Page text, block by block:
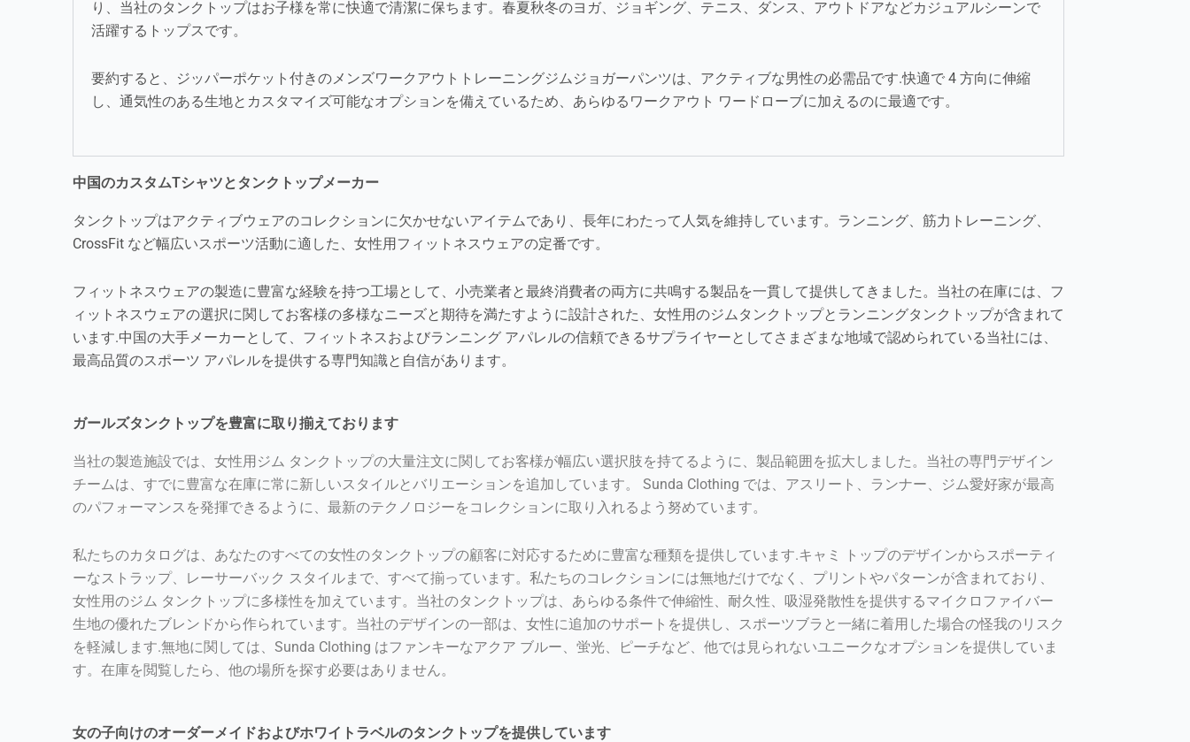
り、当社のタンクトップはお子様を常に快適で清潔に保ちます。春夏秋冬のヨガ、ジョギング、テニス、ダンス、アウトドアなどカジュアルシーンで
活躍するトップスです。
要約すると、ジッパーポケット付きのメンズワークアウトトレーニングジムジョガーパンツは、アクティブな男性の必需品です.快適で 4 方向に伸縮
し、通気性のある生地とカスタマイズ可能なオプションを備えているため、あらゆるワークアウト ワードローブに加えるのに最適です。
中国のカスタムTシャツとタンクトップメーカー
タンクトップはアクティブウェアのコレクションに欠かせないアイテムであり、長年にわたって人気を維持しています。ランニング、筋力トレーニング、
CrossFit など幅広いスポーツ活動に適した、女性用フィットネスウェアの定番です。
フィットネスウェアの製造に豊富な経験を持つ工場として、小売業者と最終消費者の両方に共鳴する製品を一貫して提供してきました。当社の在庫には、フ
ィットネスウェアの選択に関してお客様の多様なニーズと期待を満たすように設計された、女性用のジムタンクトップとランニングタンクトップが含まれて
います.中国の大手メーカーとして、フィットネスおよびランニング アパレルの信頼できるサプライヤーとしてさまざまな地域で認められている当社には、
最高品質のスポーツ アパレルを提供する専門知識と自信があります。
ガールズタンクトップを豊富に取り揃えております
当社の製造施設では、女性用ジム タンクトップの大量注文に関してお客様が幅広い選択肢を持てるように、製品範囲を拡大しました。当社の専門デザイン
チームは、すでに豊富な在庫に常に新しいスタイルとバリエーションを追加しています。 Sunda Clothing では、アスリート、ランナー、ジム愛好家が最高
のパフォーマンスを発揮できるように、最新のテクノロジーをコレクションに取り入れるよう努めています。
私たちのカタログは、あなたのすべての女性のタンクトップの顧客に対応するために豊富な種類を提供しています.キャミ トップのデザインからスポーティ
ーなストラップ、レーサーバック スタイルまで、すべて揃っています。私たちのコレクションには無地だけでなく、プリントやパターンが含まれており、
女性用のジム タンクトップに多様性を加えています。当社のタンクトップは、あらゆる条件で伸縮性、耐久性、吸湿発散性を提供するマイクロファイバー
生地の優れたブレンドから作られています。当社のデザインの一部は、女性に追加のサポートを提供し、スポーツブラと一緒に着用した場合の怪我のリスク
を軽減します.無地に関しては、Sunda Clothing はファンキーなアクア ブルー、蛍光、ピーチなど、他では見られないユニークなオプションを提供していま
す。在庫を閲覧したら、他の場所を探す必要はありません。
女の子向けのオーダーメイドおよびホワイトラベルのタンクトップを提供しています